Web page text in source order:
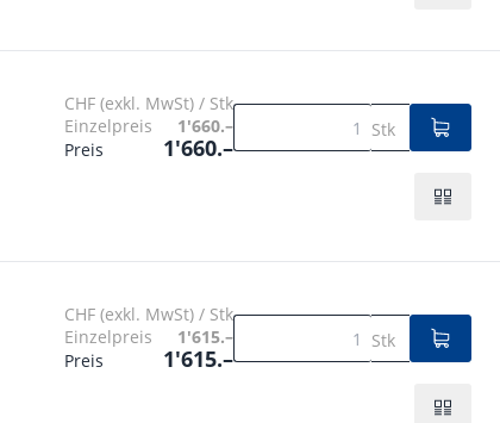
CHF (exkl. MwSt) / Stk
Einzelpreis
1'660.–
Preis
1'660.–
Stk
CHF (exkl. MwSt) / Stk
Einzelpreis
1'615.–
Preis
1'615.–
Stk